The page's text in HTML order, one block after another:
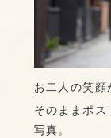
お二人の笑顔
そのままポ
写真。